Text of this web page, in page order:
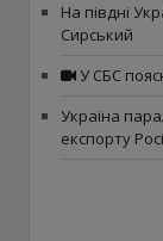
На півдні
Сирський
У СБС
Україна
експорту